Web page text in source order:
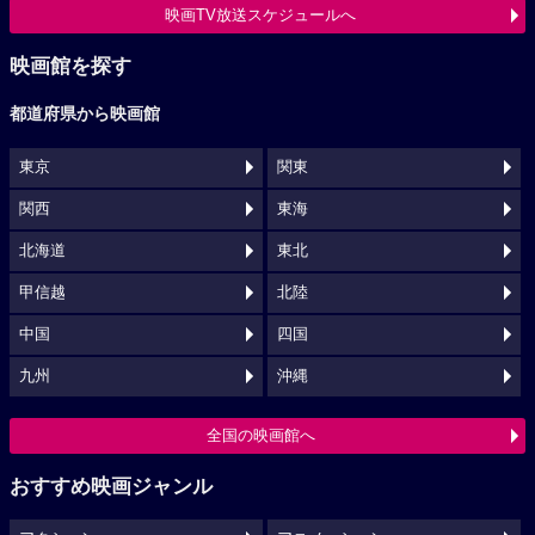
映画TV放送スケジュールへ
映画館を探す
都道府県から映画館
東京 関東
関西 東海
北海道 東北
甲信越 北陸
中国 四国
九州 沖縄
全国の映画館へ
おすすめ映画ジャンル